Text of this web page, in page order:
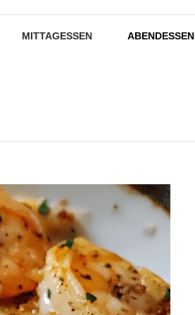
MITTAGESSEN ABENDESSEN